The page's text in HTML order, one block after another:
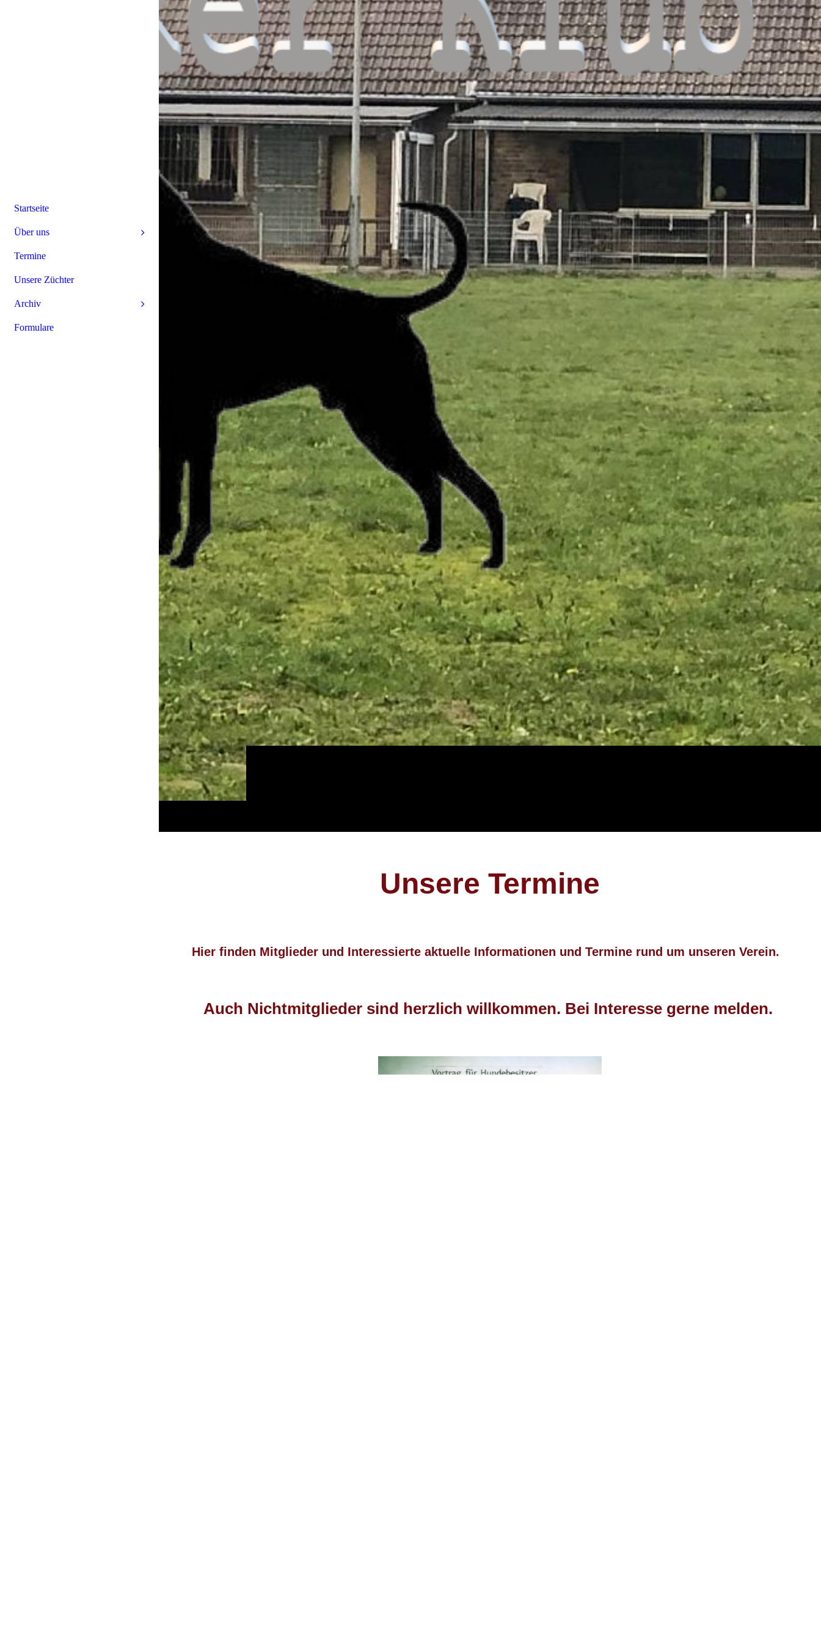
Unsere Termine
Hier finden Mitglieder und Interessierte aktuelle Informationen und Termine rund um unseren Verein.
Auch Nichtmitglieder sind herzlich willkommen. Bei Interesse gerne melden.
Startseite
Über uns
Termine
Unsere Züchter
Ar­chiv
Formulare